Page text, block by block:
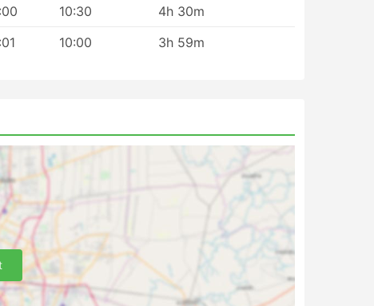
10:30
4h 30m
10:00 3h 59m